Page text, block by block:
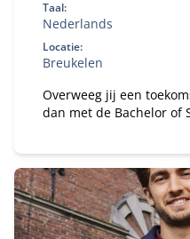
Taal:
Nederlands
Locatie:
Breukelen
Overweeg jij een
dan met de Bachelor of